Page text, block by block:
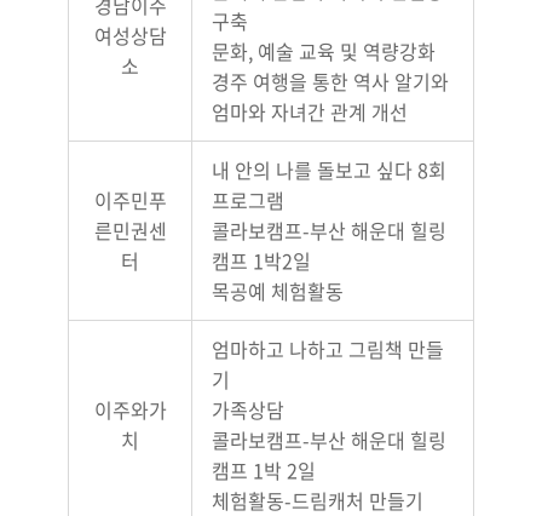
여성상담
소
구축
문화, 예술 교육 및 역량강화
경주 여행을 통한 역사 알기와
엄마와 자녀간 관계 개선
이주민푸
른민권센
터
내 안의 나를 돌보고 싶다 8회
프로그램
콜라보캠프-부산 해운대 힐링
캠프 1박2일
목공예 체험활동
이주와가
치
엄마하고 나하고 그림책 만들
기
가족상담
콜라보캠프-부산 해운대 힐링
캠프 1박 2일
체험활동-드림캐처 만들기